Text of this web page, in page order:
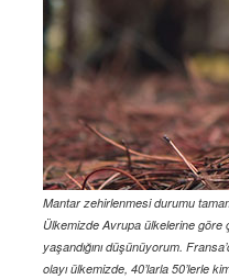
Mantar zehirlenmesi durumu
Ülkemizde Avrupa ülkelerine göre
yaşandığını düşünüyorum.
olayı ülkemizde, 40’larla 50’lerle